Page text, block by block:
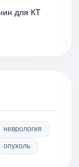
для КТ
неврология
опухоль